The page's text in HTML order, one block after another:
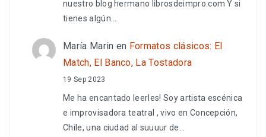
nuestro blog hermano librosdeimpro.com Y si
tienes algún…
María Marin en Formatos clásicos: El
Match, El Banco, La Tostadora
19 Sep 2023
Me ha encantado leerles! Soy artista escénica
e improvisadora teatral , vivo en Concepción,
Chile, una ciudad al suuuur de…